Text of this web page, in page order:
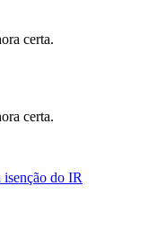
certa.
certa.
isenção do IR